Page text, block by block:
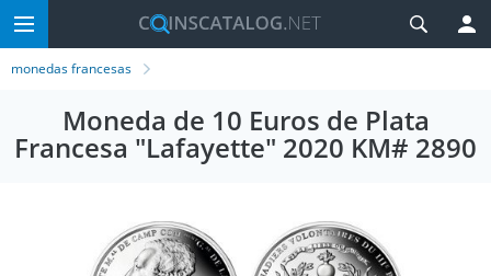
monedas francesas
Moneda de 10 Euros de Plata
Francesa "Lafayette" 2020 KM# 2890